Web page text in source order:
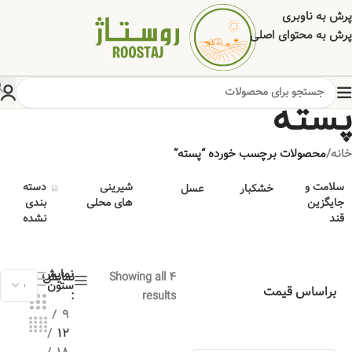
پرش به ناوبری
پرش به محتوای اصلی
پسته
خانه/محصولات برچسب خورده “پسته”
سلامت و
جایگزین
قند
خشکبار عسل
شیرینی
های محلی
دسته
بندی
نشده
براساس قیمت
Showing all 4
results
نمایش
ستون
نمایش
9
12